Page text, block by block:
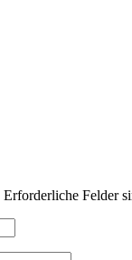
Erforderliche Felder